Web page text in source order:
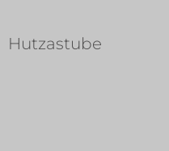
Hutzastube